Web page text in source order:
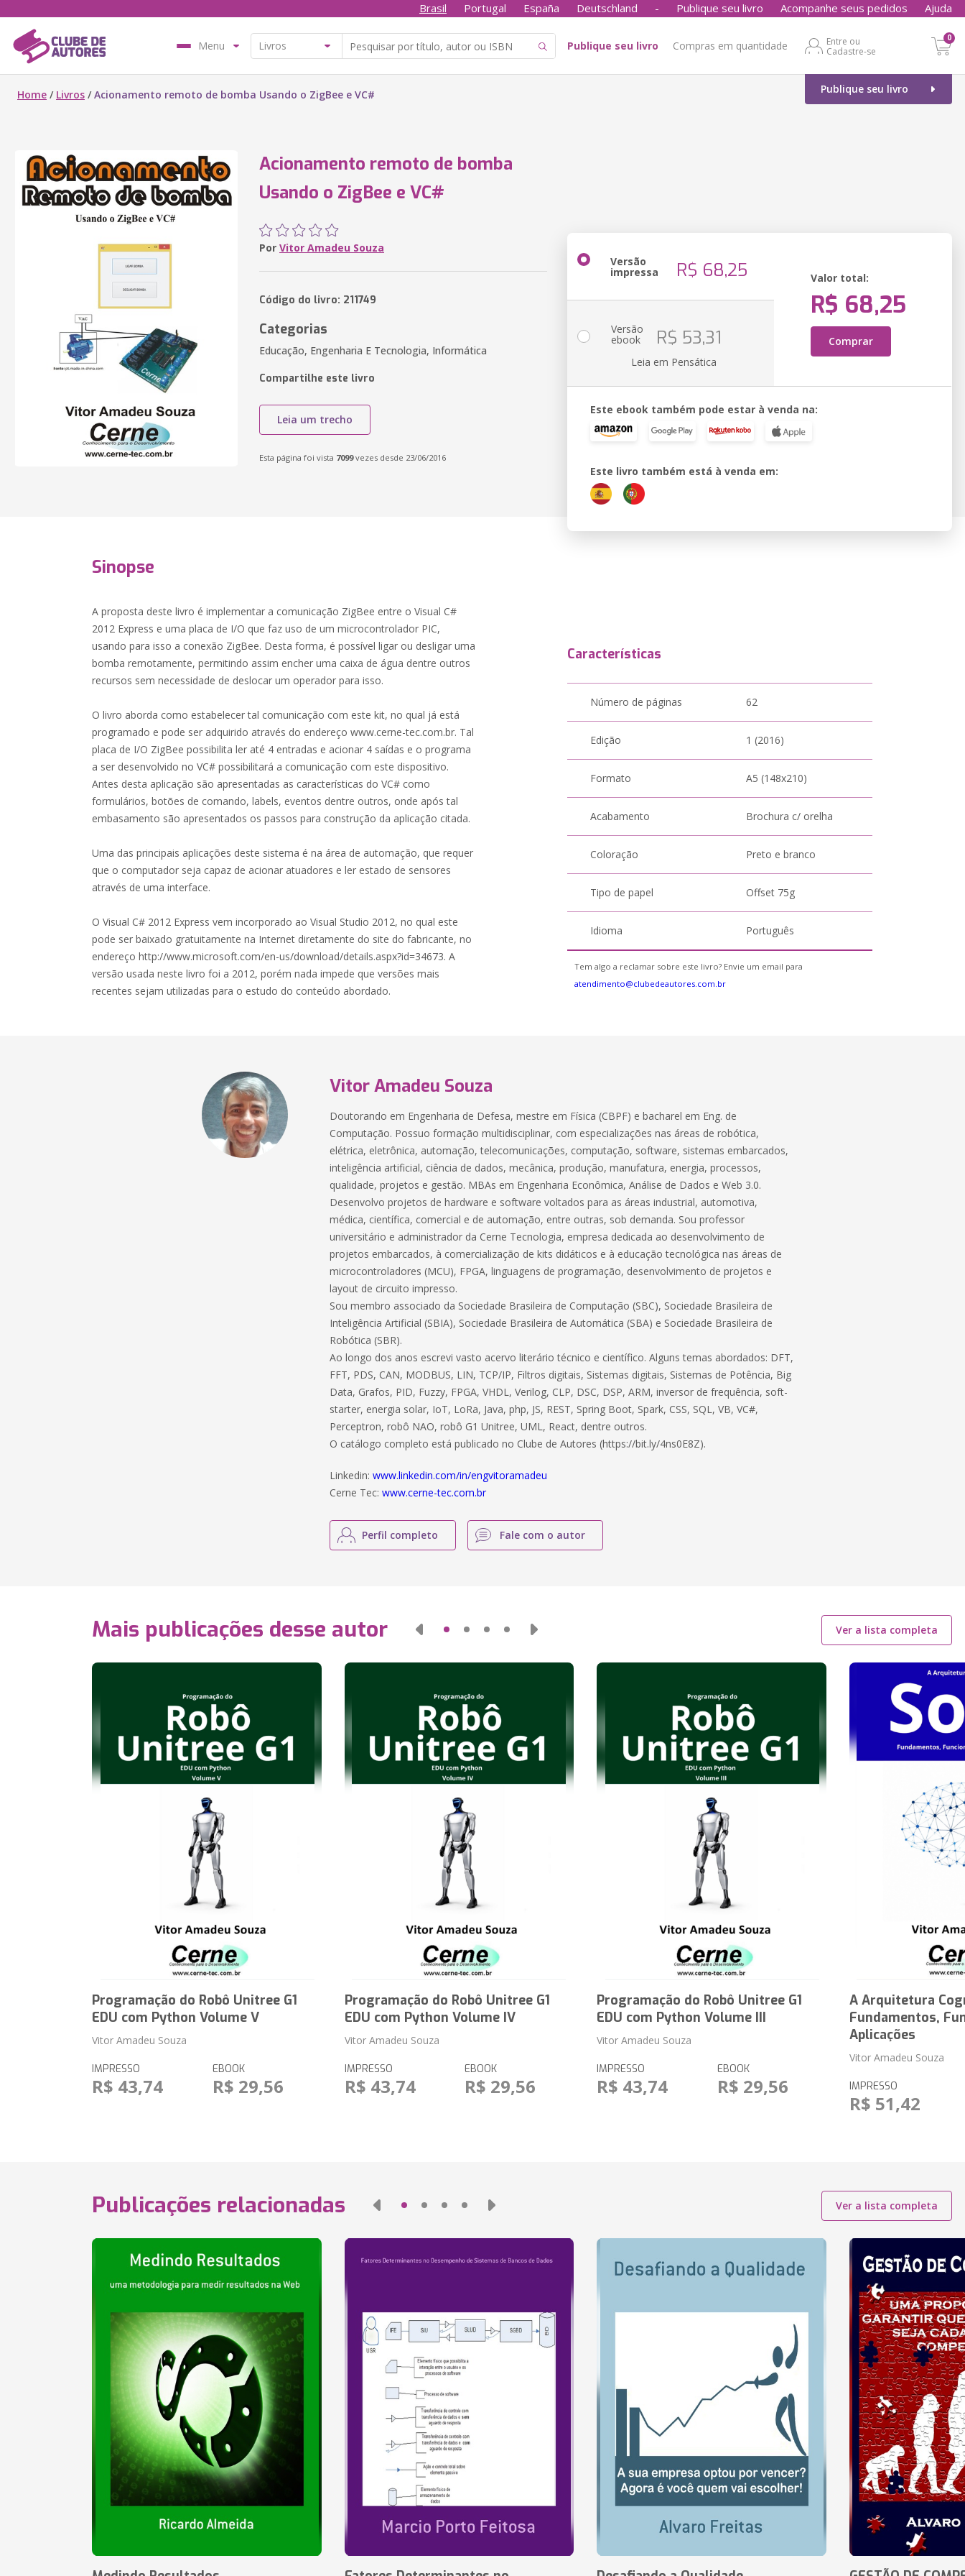
Brasil Portugal España Deutschland - Publique seu livro Acompanhe seus pedidos Ajuda
Menu Publique seu livro Compras em quantidade
Entre ou
Cadastre-se
0
Publique seu livro
Home / Livros /Acionamento remoto de bomba Usando o ZigBee e VC#
Acionamento remoto de bomba
Usando o ZigBee e VC#
Por Vitor Amadeu Souza
Código do livro: 211749
Categorias
Educação, Engenharia E Tecnologia, Informática
Compartilhe este livro
Leia um trecho
Esta página foi vista 7099vezes desde 23/06/2016
Versão
impressa R$ 68,25 Valor total:
R$ 68,25
Comprar
Versão
ebook R$ 53,31
Leia em Pensática
Este ebook também pode estar à venda na:
Este livro também está à venda em:
Sinopse
A proposta deste livro é implementar a comunicação ZigBee entre o Visual C#
2012 Express e uma placa de I/O que faz uso de um microcontrolador PIC,
usando para isso a conexão ZigBee. Desta forma, é possível ligar ou desligar uma
bomba remotamente, permitindo assim encher uma caixa de água dentre outros
recursos sem necessidade de deslocar um operador para isso.
O livro aborda como estabelecer tal comunicação com este kit, no qual já está
programado e pode ser adquirido através do endereço www.cerne-tec.com.br. Tal
placa de I/O ZigBee possibilita ler até 4 entradas e acionar 4 saídas e o programa
a ser desenvolvido no VC# possibilitará a comunicação com este dispositivo.
Antes desta aplicação são apresentadas as características do VC# como
formulários, botões de comando, labels, eventos dentre outros, onde após tal
embasamento são apresentados os passos para construção da aplicação citada.
Uma das principais aplicações deste sistema é na área de automação, que requer
que o computador seja capaz de acionar atuadores e ler estado de sensores
através de uma interface.
O Visual C# 2012 Express vem incorporado ao Visual Studio 2012, no qual este
pode ser baixado gratuitamente na Internet diretamente do site do fabricante, no
endereço http://www.microsoft.com/en-us/download/details.aspx?id=34673. A
versão usada neste livro foi a 2012, porém nada impede que versões mais
recentes sejam utilizadas para o estudo do conteúdo abordado.
Características
Número de páginas 62
Edição 1 (2016)
Formato A5 (148x210)
Acabamento Brochura c/ orelha
Coloração Preto e branco
Tipo de papel Offset 75g
Idioma Português
Tem algo a reclamar sobre este livro? Envie um email para
atendimento@clubedeautores.com.br
Vitor Amadeu Souza
Doutorando em Engenharia de Defesa, mestre em Física (CBPF) e bacharel em Eng. de
Computação. Possuo formação multidisciplinar, com especializações nas áreas de robótica,
elétrica, eletrônica, automação, telecomunicações, computação, software, sistemas embarcados,
inteligência artificial, ciência de dados, mecânica, produção, manufatura, energia, processos,
qualidade, projetos e gestão. MBAs em Engenharia Econômica, Análise de Dados e Web 3.0.
Desenvolvo projetos de hardware e software voltados para as áreas industrial, automotiva,
médica, científica, comercial e de automação, entre outras, sob demanda. Sou professor
universitário e administrador da Cerne Tecnologia, empresa dedicada ao desenvolvimento de
projetos embarcados, à comercialização de kits didáticos e à educação tecnológica nas áreas de
microcontroladores (MCU), FPGA, linguagens de programação, desenvolvimento de projetos e
layout de circuito impresso.
Sou membro associado da Sociedade Brasileira de Computação (SBC), Sociedade Brasileira de
Inteligência Artificial (SBIA), Sociedade Brasileira de Automática (SBA) e Sociedade Brasileira de
Robótica (SBR).
Ao longo dos anos escrevi vasto acervo literário técnico e científico. Alguns temas abordados: DFT,
FFT, PDS, CAN, MODBUS, LIN, TCP/IP, Filtros digitais, Sistemas digitais, Sistemas de Potência, Big
Data, Grafos, PID, Fuzzy, FPGA, VHDL, Verilog, CLP, DSC, DSP, ARM, inversor de frequência, soft-
starter, energia solar, IoT, LoRa, Java, php, JS, REST, Spring Boot, Spark, CSS, SQL, VB, VC#,
Perceptron, robô NAO, robô G1 Unitree, UML, React, dentre outros.
O catálogo completo está publicado no Clube de Autores (https://bit.ly/4ns0E8Z).
Linkedin:www.linkedin.com/in/engvitoramadeu
Cerne Tec:www.cerne-tec.com.br
Perfil completo Fale com o autor
Mais publicações desse autor Ver a lista completa
Programação do Robô Unitree G1
EDU com Python Volume V
Vitor Amadeu Souza
IMPRESSO
R$ 43,74
EBOOK
R$ 29,56
Programação do Robô Unitree G1
EDU com Python Volume IV
Vitor Amadeu Souza
IMPRESSO
R$ 43,74
EBOOK
R$ 29,56
Programação do Robô Unitree G1
EDU com Python Volume III
Vitor Amadeu Souza
IMPRESSO
R$ 43,74
EBOOK
R$ 29,56
A Arquitetura
Fundamentos,
Aplicações
Vitor Amadeu Souza
IMPRESSO
R$ 51,42
Publicações relacionadas Ver a lista completa